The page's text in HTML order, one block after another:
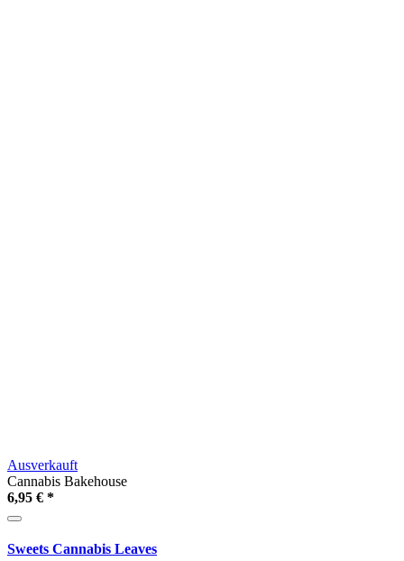
Ausverkauft
Cannabis Bakehouse
6,95 € *
Sweets Cannabis Leaves